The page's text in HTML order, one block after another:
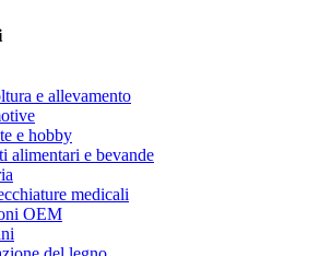
e allevamento
e hobby
alimentari e bevande
medicali
OEM